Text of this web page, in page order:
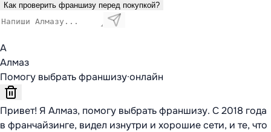
Как проверить франшизу перед покупкой?
А
Алмаз
Помогу выбрать франшизу·онлайн
Привет! Я Алмаз, помогу выбрать франшизу. С 2018 года
в франчайзинге, видел изнутри и хорошие сети, и те, что